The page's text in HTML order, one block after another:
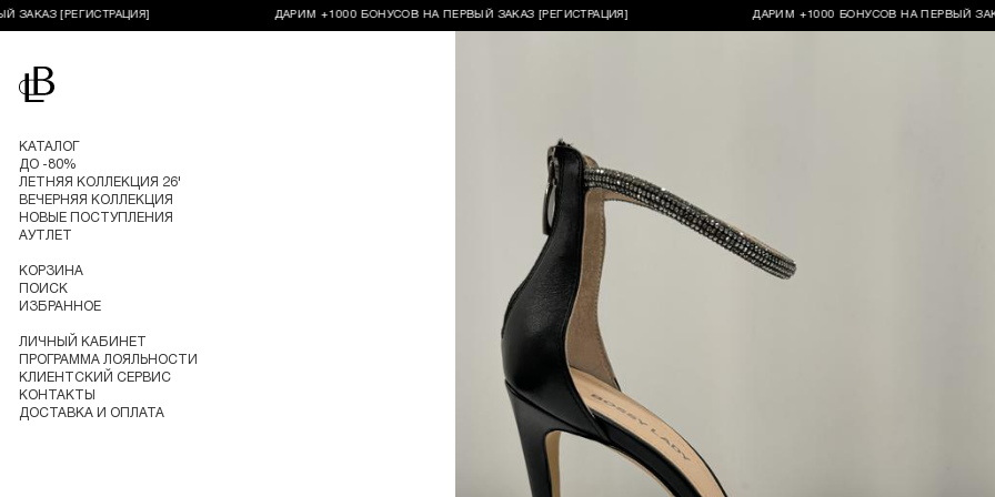
[РЕГИСТРАЦИЯ] ДАРИМ +1000 БОНУСОВ НА ПЕРВЫЙ ЗАКАЗ [РЕГИСТРАЦИЯ] ДАРИМ +1000 БОНУСОВ НА ПЕРВЫЙ ЗАКАЗ
Перейти на главную
КАТАЛОГ
ДО -80%
ЛЕТНЯЯ КОЛЛЕКЦИЯ 26'
ВЕЧЕРНЯЯ КОЛЛЕКЦИЯ
НОВЫЕ ПОСТУПЛЕНИЯ
АУТЛЕТ
КОРЗИНА
ПОИСК
ИЗБРАННОЕ
ЛИЧНЫЙ КАБИНЕТ
ПРОГРАММА ЛОЯЛЬНОСТИ
КЛИЕНТСКИЙ СЕРВИС
КОНТАКТЫ
ДОСТАВКА И ОПЛАТА